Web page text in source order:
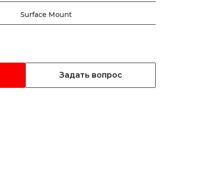
Surface Mount
Задать вопрос